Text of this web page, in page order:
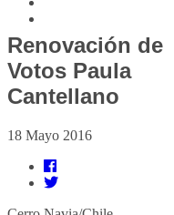
Renovación de
Votos Paula
Cantellano
18 Mayo 2016